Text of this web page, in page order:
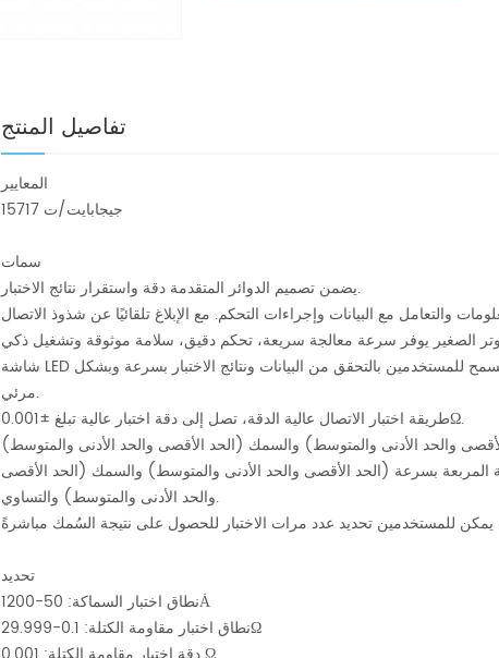
تفاصيل المنتج
المعايير
جيجابايت/ت 15717
سمات
يضمن تصميم الدوائر المتقدمة دقة واستقرار نتائج الاختبار.
شاشة LED ملونة تعمل باللمس، واجهة سهلة الاستخدام بين الإنسان والآلة تسمح للمستخدمين بالتحقق من البيانات ونتائج الاختبار بسرعة وبشكل
مرئي.
طريقة اختبار الاتصال عالية الدقة، تصل إلى دقة اختبار عالية تبلغ ±0.001Ω.
المربعة بسرعة (الحد الأقصى والحد الأدنى والمتوسط) والسمك (الحد الأقصى
والحد الأدنى والمتوسط) والتساوي.
تحديد
نطاق اختبار السماكة: 50-1200Ȧ
نطاق اختبار مقاومة الكتلة: 0.1-29.999Ω